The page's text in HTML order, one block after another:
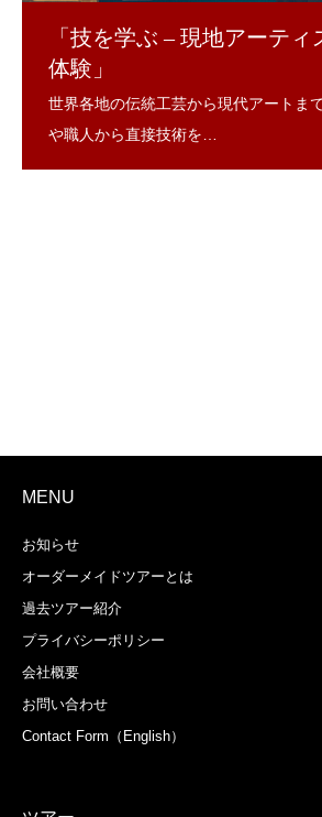
「技を学ぶ – 現地アーテ
体験」
MENU
お知らせ
オーダーメイドツアーとは
過去ツアー紹介
プライバシーポリシー
会社概要
お問い合わせ
Contact Form（English）